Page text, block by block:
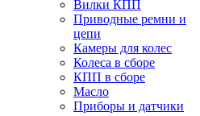
Вилки КПП
Приводные ремни и
цепи
Камеры для колес
Колеса в сборе
КПП в сборе
Масло
Приборы и датчики